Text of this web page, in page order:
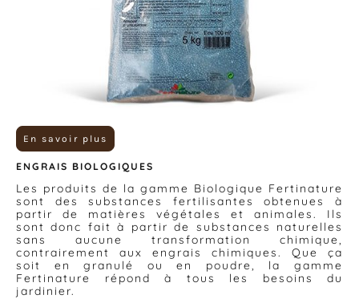
En savoir plus
ENGRAIS BIOLOGIQUES
Les produits de la gamme Biologique Fertinature
sont des substances fertilisantes obtenues à
partir de matières végétales et animales. Ils
sont donc fait à partir de substances naturelles
sans aucune transformation chimique,
contrairement aux engrais chimiques. Que ça
soit en granulé ou en poudre, la gamme
Fertinature répond à tous les besoins du
jardinier.